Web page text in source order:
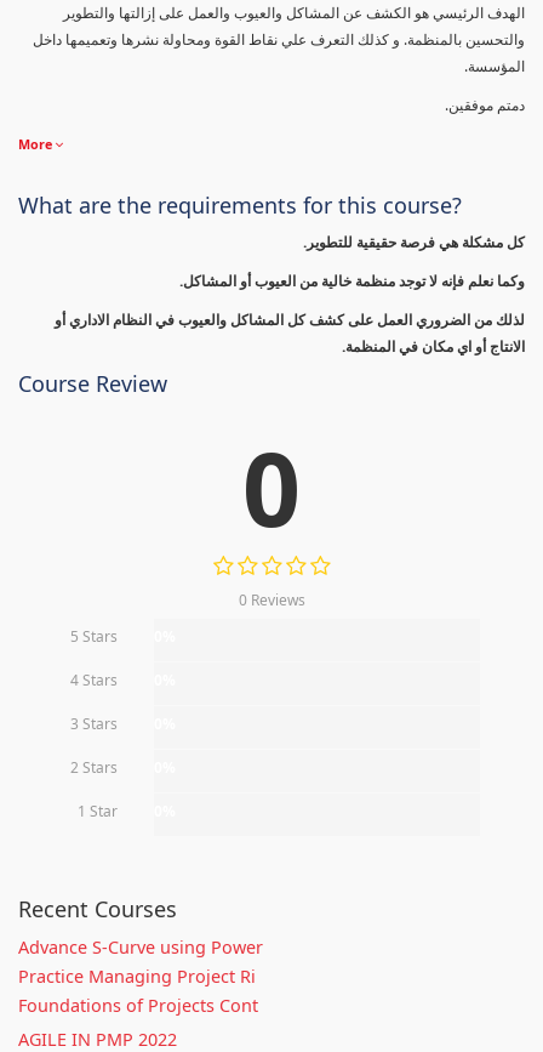
الهدف الرئيسي هو الكشف عن المشاكل والعيوب والعمل على إزالتها والتطوير
والتحسين بالمنظمة. و كذلك التعرف علي نقاط القوة ومحاولة نشرها وتعميمها داخل
المؤسسة.
دمتم موفقين.
More
What are the requirements for this course?
كل مشكلة هي فرصة حقيقية للتطوير.
وكما نعلم فإنه لا توجد منظمة خالية من العيوب أو المشاكل.
لذلك من الضروري العمل على كشف كل المشاكل والعيوب في النظام الاداري أو
الانتاج أو اي مكان في المنظمة.
Course Review
0
0 Reviews
5 Stars
4 Stars
3 Stars
2 Stars
1 Star
Recent Courses
Advance S-Curve using Power
Practice Managing Project Ri
Foundations of Projects Cont
AGILE IN PMP 2022